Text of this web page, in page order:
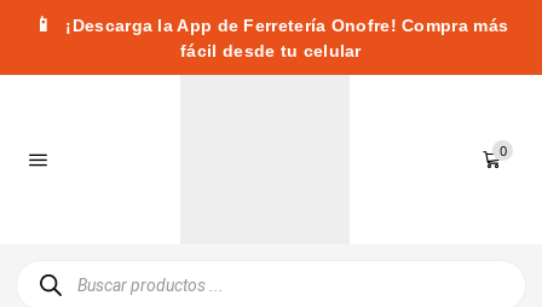
📱
¡Descarga la App de Ferretería Onofre! Compra más
fácil desde tu celular
0